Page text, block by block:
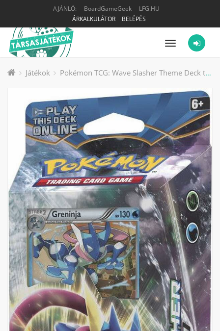
AJÁNLÓ: BoardGameGeek
LFG.HU
ÁRKALKULÁTOR
BELÉPÉS
Menü
Játékok Pokémon TCG: Wave Slasher Theme Deck társasjáték kiegészítő